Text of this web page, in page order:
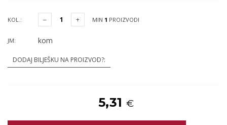
KOL.: MIN 1 PROIZVODI
JM: kom
DODAJ BILJEŠKU NA PROIZVOD?:
5,31 €